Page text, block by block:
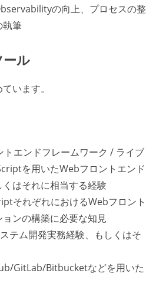
の向上、プロセスの整
執筆
ール
います。
エンドフレームワーク / ライブ
を用いたWebフロントエンド
はそれに相当する経験
それぞれにおけるWebフロント
ンの構築に必要な知見
テム開発実務経験、もしくはそ
GitLab/Bitbucketなどを用いた